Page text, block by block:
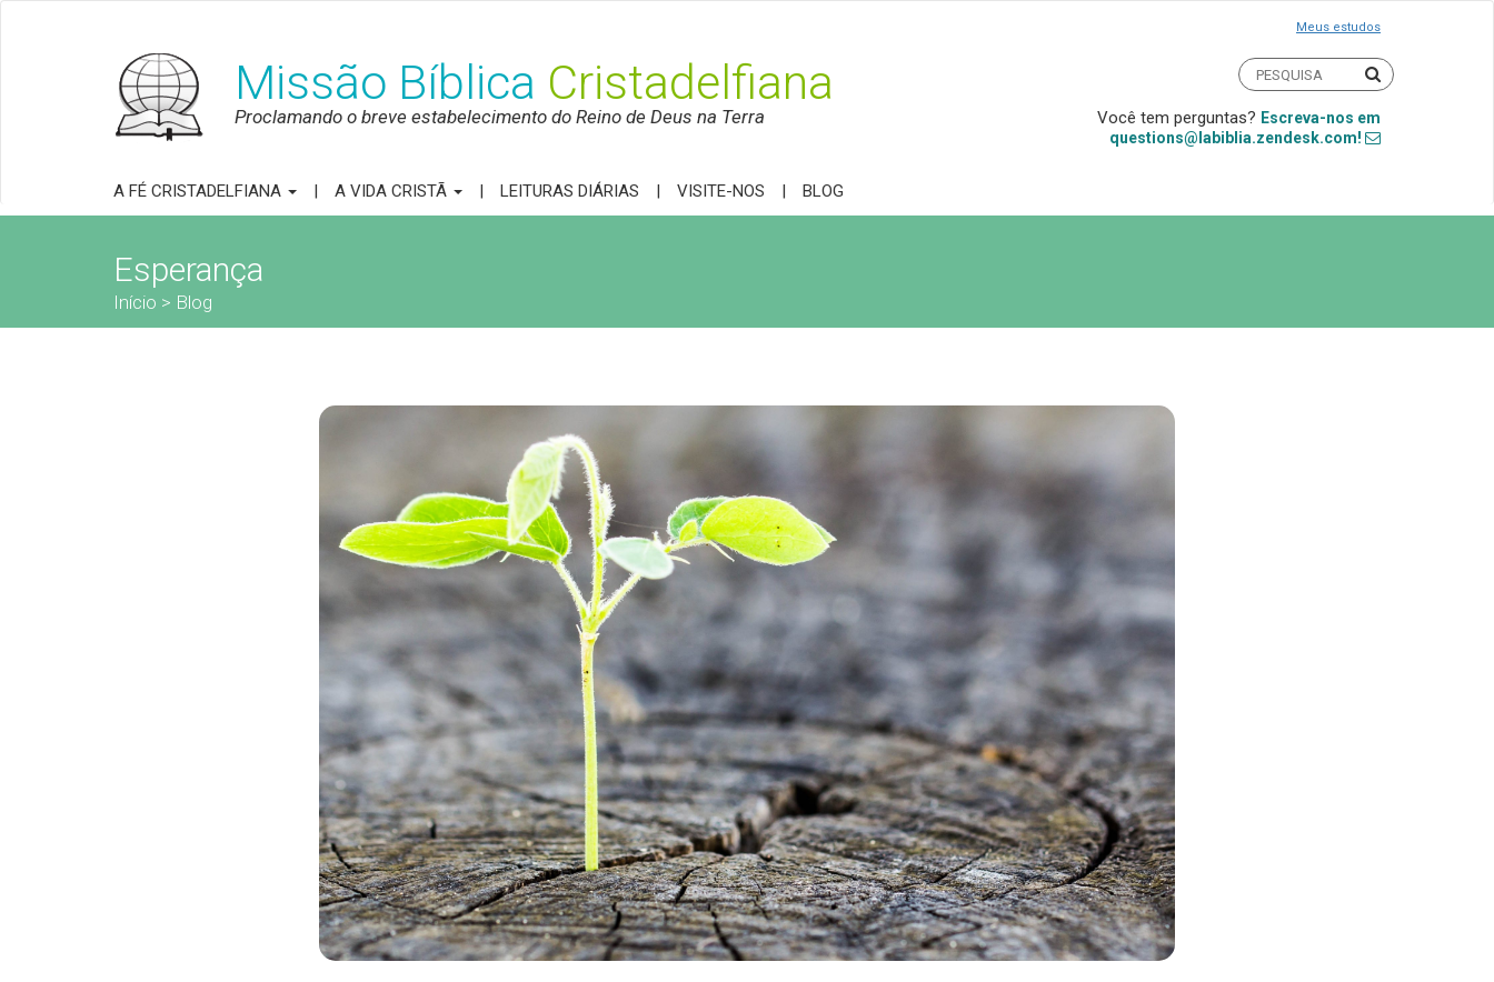
Missão Bíblica Cristadelfiana
Proclamando o breve estabelecimento do Reino de Deus na Terra
Meus estudos
Você tem perguntas? Escreva-nos em
questions@labiblia.zendesk.com!
A FÉ CRISTADELFIANA A VIDA CRISTÃ LEITURAS DIÁRIAS VISITE-NOS BLOG
Esperança
Início > Blog